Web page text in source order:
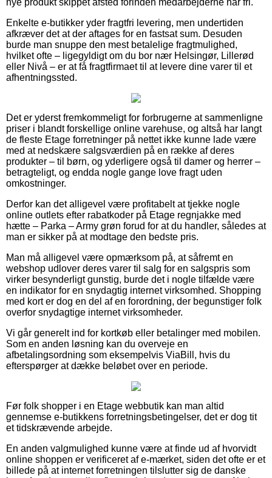
Enkelte e-butikker yder fragtfri levering, men undertiden
afkræver det at der aftages for en fastsat sum. Desuden
burde man snuppe den mest betalelige fragtmulighed,
hvilket ofte – ligegyldigt om du bor nær Helsingør, Lillerød
eller Nivå – er at få fragtfirmaet til at levere dine varer til et
afhentningssted.
Det er yderst fremkommeligt for forbrugerne at sammenligne
priser i blandt forskellige online varehuse, og altså har langt
de fleste Etage forretninger på nettet ikke kunne lade være
med at nedskære salgsværdien på en række af deres
produkter – til børn, og yderligere også til damer og herrer –
betragteligt, og endda nogle gange love fragt uden
omkostninger.
Derfor kan det alligevel være profitabelt at tjekke nogle
online outlets efter rabatkoder på Etage regnjakke med
hætte – Parka – Army grøn forud for at du handler, således at
man er sikker på at modtage den bedste pris.
Man må alligevel være opmærksom på, at såfremt en
webshop udlover deres varer til salg for en salgspris som
virker besynderligt gunstig, burde det i nogle tilfælde være
en indikator for en snydagtig internet virksomhed. Shopping
med kort er dog en del af en forordning, der begunstiger folk
overfor snydagtige internet virksomheder.
Vi går generelt ind for kortkøb eller betalinger med mobilen.
Som en anden løsning kan du overveje en
afbetalingsordning som eksempelvis ViaBill, hvis du
efterspørger at dække beløbet over en periode.
Før folk shopper i en Etage webbutik kan man altid
gennemse e-butikkens forretningsbetingelser, det er dog tit
et tidskrævende arbejde.
En anden valgmulighed kunne være at finde ud af hvorvidt
online shoppen er verificeret af e-mærket, siden det ofte er et
billede på at internet forretningen tilslutter sig de danske